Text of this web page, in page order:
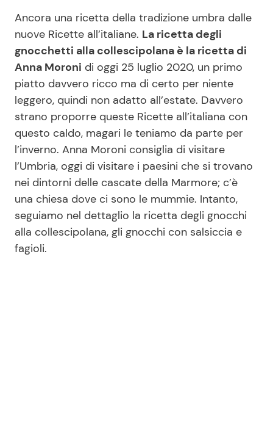
Mondo Mamma
News benessere
Salute
Viaggi e Turismo
Festività
Le Ricette in TV
Primi Piatti
Ricette Facili e Veloci
Ricette Feste
Ricette per Bambini
Seguici
Ancora una ricetta della tradizione umbra dalle
nuove Ricette all’italiane. La ricetta degli
gnocchetti alla collescipolana è la ricetta di
Anna Moroni di oggi 25 luglio 2020, un primo
piatto davvero ricco ma di certo per niente
leggero, quindi non adatto all’estate. Davvero
strano proporre queste Ricette all’italiana con
questo caldo, magari le teniamo da parte per
l’inverno. Anna Moroni consiglia di visitare
l’Umbria, oggi di visitare i paesini che si trovano
nei dintorni delle cascate della Marmore; c’è
una chiesa dove ci sono le mummie. Intanto,
seguiamo nel dettaglio la ricetta degli gnocchi
alla collescipolana, gli gnocchi con salsiccia e
fagioli.